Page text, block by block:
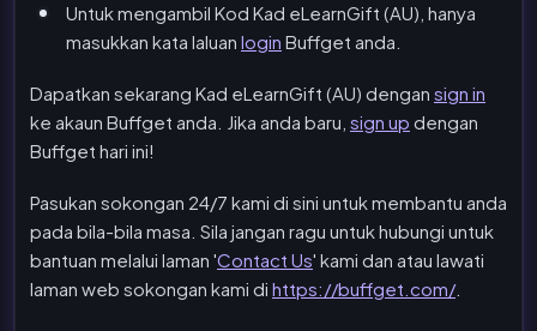
Untuk mengambil Kod Kad eLearnGift (AU), hanya
masukkan kata laluan login Buffget anda.
Dapatkan sekarang Kad eLearnGift (AU) dengan sign in
ke akaun Buffget anda. Jika anda baru, sign up dengan
Buffget hari ini!
Pasukan sokongan 24/7 kami di sini untuk membantu anda
pada bila-bila masa. Sila jangan ragu untuk hubungi untuk
bantuan melalui laman 'Contact Us' kami dan atau lawati
laman web sokongan kami di https://buffget.com/.